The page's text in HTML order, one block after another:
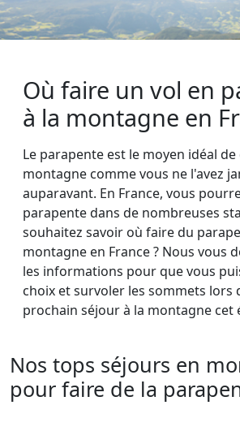
Où faire un vol en
à la montagne en
Le parapente est le moyen idéal
montagne comme vous ne l'avez
auparavant. En France, vous
parapente dans de nombreuses
souhaitez savoir où faire du
montagne en France ? Nous vous
les informations pour que vous
choix et survoler les sommets lors
prochain séjour à la montagne cet
Nos tops séjours en
pour faire de la